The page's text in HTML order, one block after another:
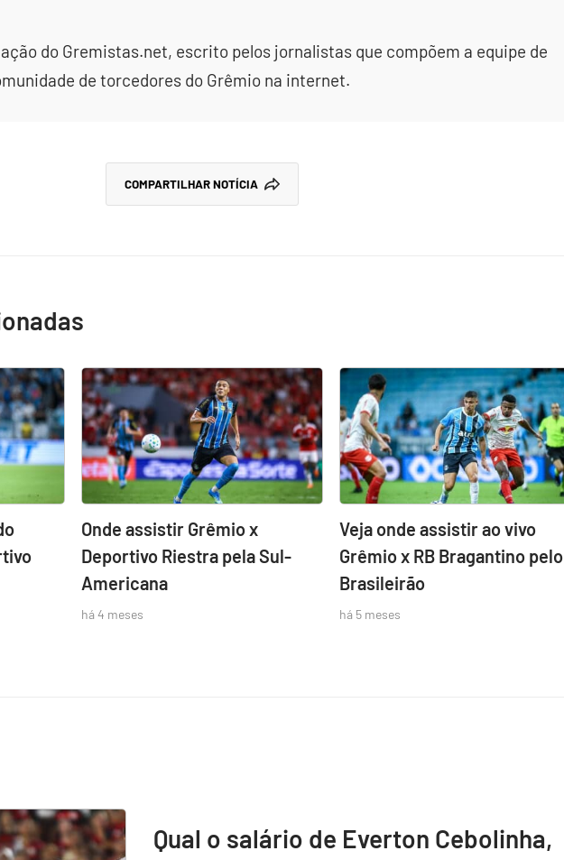
do Gremistas.net, escrito pelos jornalistas que compõem a equipe de
de torcedores do Grêmio na internet.
COMPARTILHAR NOTÍCIA
Onde assistir Grêmio x
Deportivo Riestra pela Sul-
Americana
há 4 meses
Veja onde assistir ao vivo
Grêmio x RB Bragantino pelo
Brasileirão
há 5 meses
Qual o salário de Everton Cebolinha,